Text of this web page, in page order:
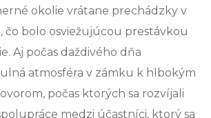
okolie vrátane prechádzky v
čo bolo osviežujúcou prestávkou
Aj počas daždivého dňa
atmosféra v zámku k hlbokým
počas ktorých sa rozvíjali
medzi účastníci, ktorý sa